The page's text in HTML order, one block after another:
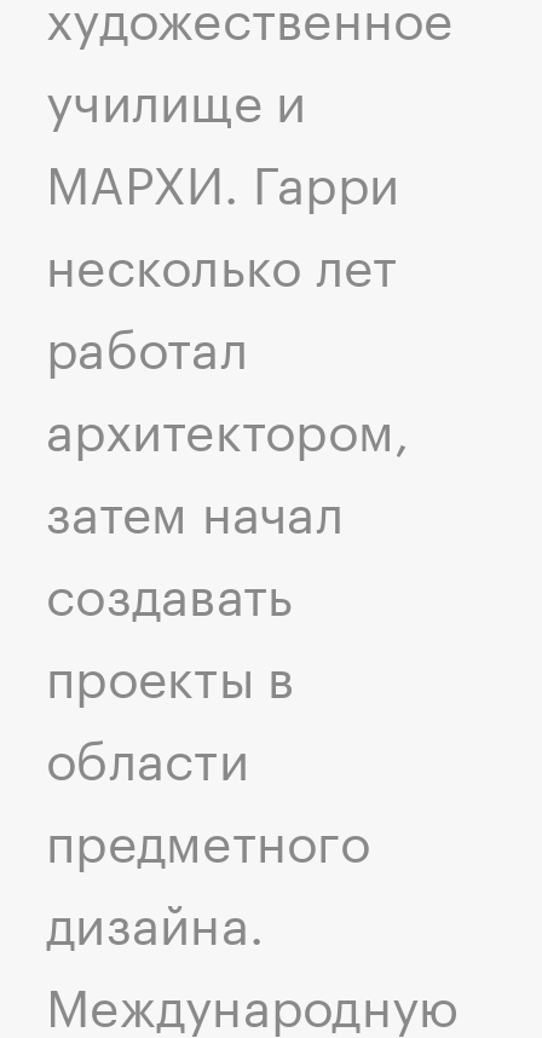
художественное
училище и
МАРХИ. Гарри
несколько лет
работал
архитектором,
затем начал
создавать
проекты в
области
предметного
дизайна.
Международную